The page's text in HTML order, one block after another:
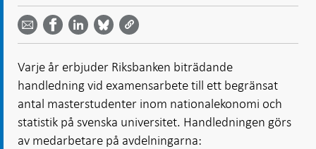
Dela
email -
Öppnas
i ny flik
Dela på
Facebook
- Öppnas
Dela på
LinkedIn
-
Öppnas
i ny flik
på
Bluesky
-
i ny flik
på
Twitter
-
i ny flik
Varje år erbjuder Riksbanken biträdande
handledning vid examensarbete till ett begränsat
antal masterstudenter inom nationalekonomi och
statistik på svenska universitet. Handledningen görs
av medarbetare på avdelningarna: